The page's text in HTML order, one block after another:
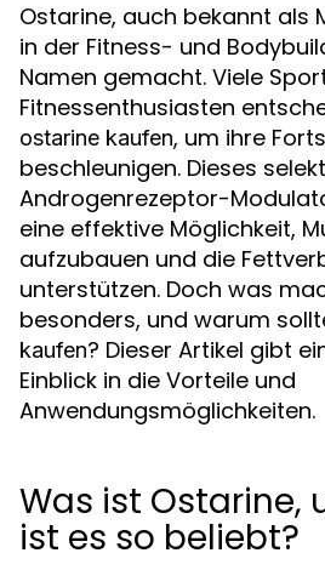
Ostarine, auch bekannt als
in der Fitness- und
Namen gemacht. Viele
Fitnessenthusiasten
ostarine kaufen, um ihre
beschleunigen. Dieses
Androgenrezeptor-
eine effektive Möglichkeit,
aufzubauen und die
unterstützen. Doch was
besonders, und warum
kaufen? Dieser Artikel gibt
Einblick in die Vorteile und
Anwendungsmöglichkeiten.
Was ist Ostarine,
ist es so beliebt?